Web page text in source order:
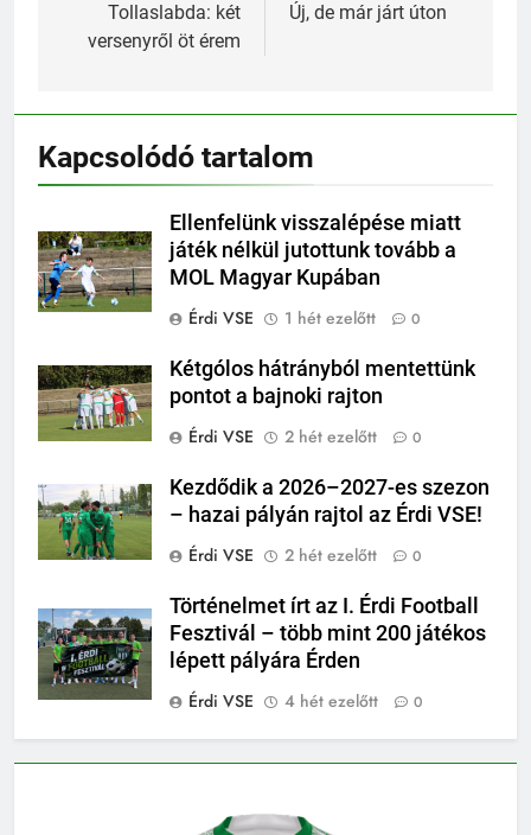
navigáció
Tollaslabda: két
versenyről öt érem
Új, de már járt úton
Kapcsolódó tartalom
Ellenfelünk visszalépése miatt
játék nélkül jutottunk tovább a
MOL Magyar Kupában
Érdi VSE
1 hét ezelőtt 0
Kétgólos hátrányból mentettünk
pontot a bajnoki rajton
Érdi VSE
2 hét ezelőtt 0
Kezdődik a 2026–2027-es szezon
– hazai pályán rajtol az Érdi VSE!
Érdi VSE
2 hét ezelőtt 0
Történelmet írt az I. Érdi Football
Fesztivál – több mint 200 játékos
lépett pályára Érden
Érdi VSE
4 hét ezelőtt 0